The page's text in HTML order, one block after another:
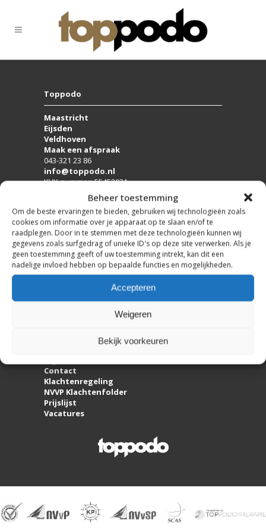
Beheer toestemming
Om de beste ervaringen te bieden, gebruiken wij technologieën zoals
cookies om informatie over je apparaat op te slaan en/of te
raadplegen. Door in te stemmen met deze technologieën kunnen wij
gegevens zoals surfgedrag of unieke ID's op deze site verwerken. Als je
geen toestemming geeft of uw toestemming intrekt, kan dit een
nadelige invloed hebben op bepaalde functies en mogelijkheden.
Accepteren
Weigeren
Bekijk voorkeuren
Toppodo
Maastricht
Eijsden
Veldhoven
Maak een afspraak
043-321 23 86
info@toppodo.nl
KVK-nummer: 55453031
Disclaimer & Cookiebeleid
Contact
Klachtenregeling
NVVP Klachtenfolder
Prijslijst
Vacatures